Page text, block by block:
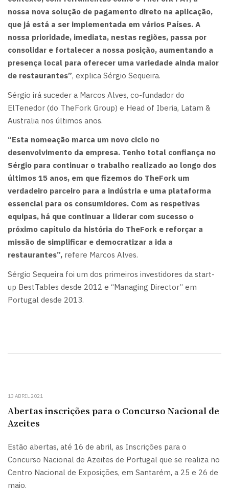
nossa nova solução de pagamento direto na aplicação,
que já está a ser implementada em vários Países. A
nossa prioridade, imediata, nestas regiões, passa por
consolidar e fortalecer a nossa posição, aumentando a
presença local para oferecer uma variedade ainda maior
de restaurantes”, explica Sérgio Sequeira.
Sérgio irá suceder a Marcos Alves, co-fundador do
ElTenedor (do TheFork Group) e Head of Iberia, Latam &
Australia nos últimos anos.
“Esta nomeação marca um novo ciclo no
desenvolvimento da empresa. Tenho total confiança no
Sérgio para continuar o trabalho realizado ao longo dos
últimos 15 anos, em que fizemos do TheFork um
verdadeiro parceiro para a indústria e uma plataforma
essencial para os consumidores. Com as respetivas
equipas, há que continuar a liderar com sucesso o
próximo capítulo da história do TheFork e reforçar a
missão de simplificar e democratizar a ida a
restaurantes”, refere Marcos Alves.
Sérgio Sequeira foi um dos primeiros investidores da start-
up BestTables desde 2012 e “Managing Director” em
Portugal desde 2013.
13 ABRIL 2021
Abertas inscrições para o Concurso Nacional de
Azeites
Estão abertas, até 16 de abril, as Inscrições para o
Concurso Nacional de Azeites de Portugal que se realiza no
Centro Nacional de Exposições, em Santarém, a 25 e 26 de
maio.